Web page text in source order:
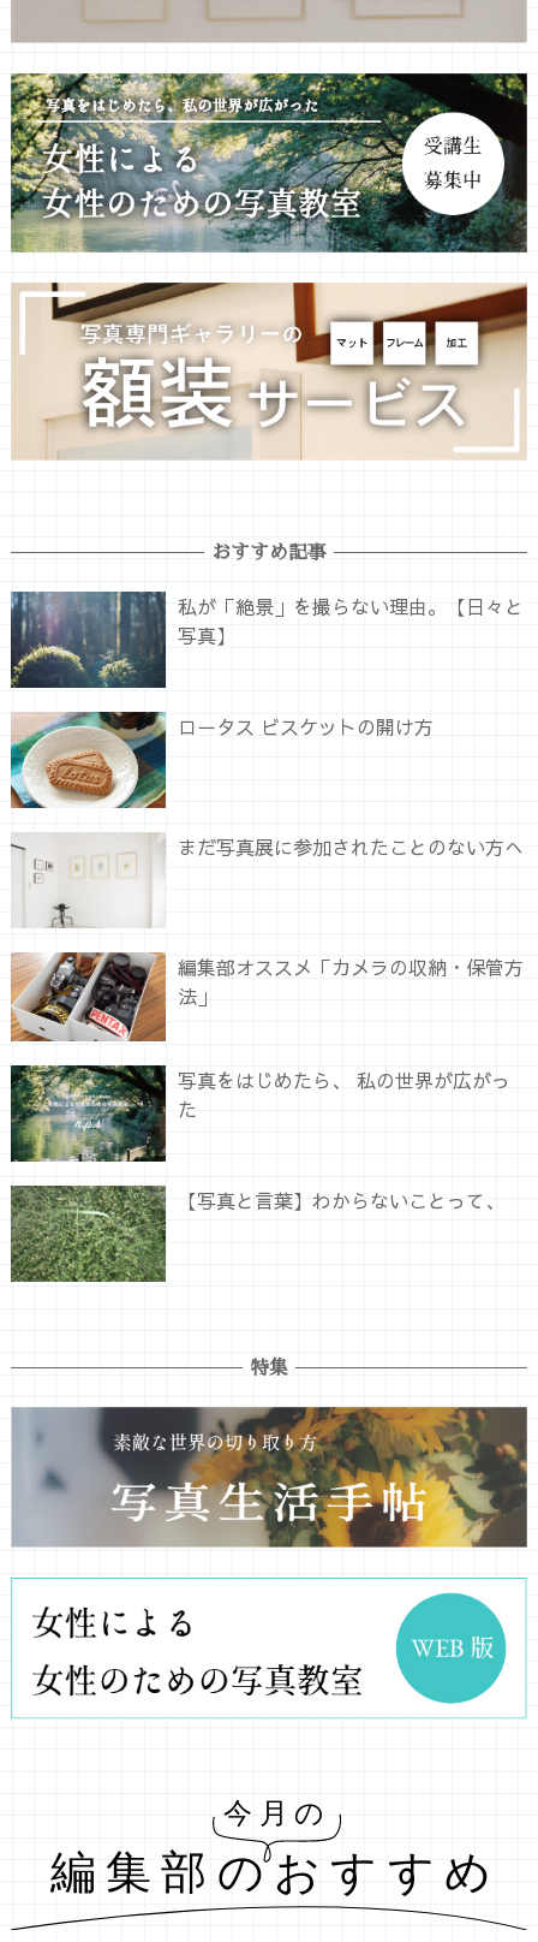
おすすめ記事
私が「絶景」を撮らない理由。【日々と
写真】
ロータス ビスケットの開け方
まだ写真展に参加されたことのない方へ
編集部オススメ「カメラの収納・保管方
法」
写真をはじめたら、 私の世界が広がっ
た
【写真と言葉】わからないことって、
特集